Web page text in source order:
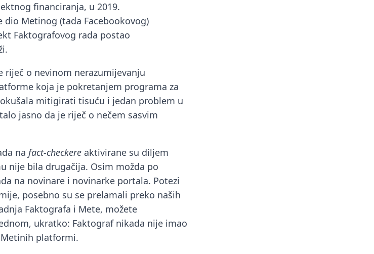
financiranja, u 2019.
dio Metinog (tada Facebookovog)
Faktografovog rada postao
riječ o nevinom nerazumijevanju
koja je pokretanjem programa za
mitigirati tisuću i jedan problem u
jasno da je riječ o nečem sasvim
na fact-checkere aktivirane su diljem
nije bila drugačija. Osim možda po
na novinare i novinarke portala. Potezi
posebno su se prelamali preko naših
Faktografa i Mete, možete
ukratko: Faktograf nikada nije imao
platformi.